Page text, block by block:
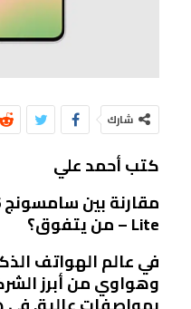
شارك
كتب أحمد علي
Lite – من يتفوق؟
في عالم الهواتف
وهواوي من أبرز